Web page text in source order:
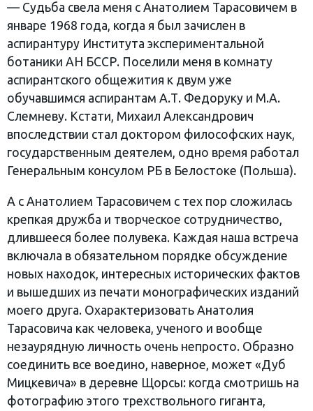
— Судьба свела меня с Анатолием Тарасовичем в
январе 1968 года, когда я был зачислен в
аспирантуру Института экспериментальной
ботаники АН БССР. Поселили меня в комнату
аспирантского общежития к двум уже
обучавшимся аспирантам А.Т. Федоруку и М.А.
Слемневу. Кстати, Михаил Александрович
впоследствии стал доктором философских наук,
государственным деятелем, одно время работал
Генеральным консулом РБ в Белостоке (Польша).
А с Анатолием Тарасовичем с тех пор сложилась
крепкая дружба и творческое сотрудничество,
длившееся более полувека. Каждая наша встреча
включала в обязательном порядке обсуждение
новых находок, интересных исторических фактов
и вышедших из печати монографических изданий
моего друга. Охарактеризовать Анатолия
Тарасовича как человека, ученого и вообще
незаурядную личность очень непросто. Образно
соединить все воедино, наверное, может «Дуб
Мицкевича» в деревне Щорсы: когда смотришь на
фотографию этого трехствольного гиганта,